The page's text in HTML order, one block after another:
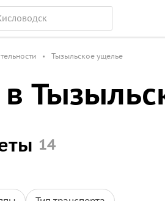
Тызыльское ущелье
в
14